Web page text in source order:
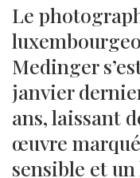
Le
Medinger
janvier
ans, laissant
œuvre
sensible et